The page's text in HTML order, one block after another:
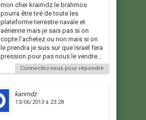
mon cher kraimdz le brahmos
pourra être tiré de toute les
plateforme terrestre navale et
aérienne mais je sais pas si on
copte l’achetez ou non mais si on
le prendra je suis sur que Israël fera
pression pour pas nous le vendre…
Connectez-vous pour répondre
karimdz
13/06/2013 à 23:28